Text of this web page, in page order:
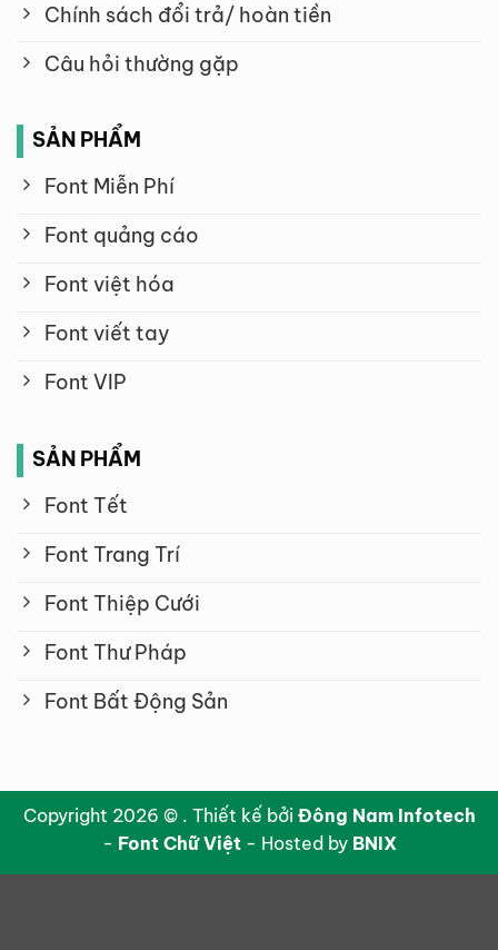
Chính sách đổi trả/ hoàn tiền
Câu hỏi thường gặp
SẢN PHẨM
Font Miễn Phí
Font quảng cáo
Font việt hóa
Font viết tay
Font VIP
SẢN PHẨM
Font Tết
Font Trang Trí
Font Thiệp Cưới
Font Thư Pháp
Font Bất Động Sản
Copyright 2026 © . Thiết kế bởi Đông Nam Infotech
- Font Chữ Việt- Hosted by BNIX